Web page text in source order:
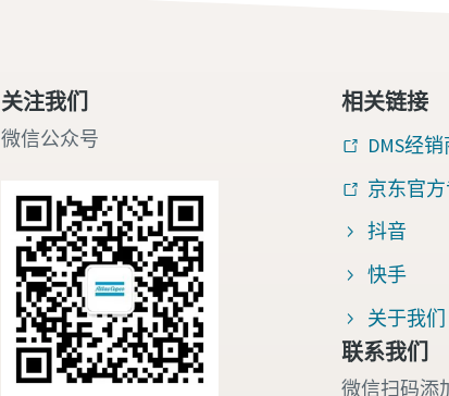
关注我们
微信公众号
相关链接
DMS经
京东官
抖音
快手
关于我们
联系我们
微信扫码添